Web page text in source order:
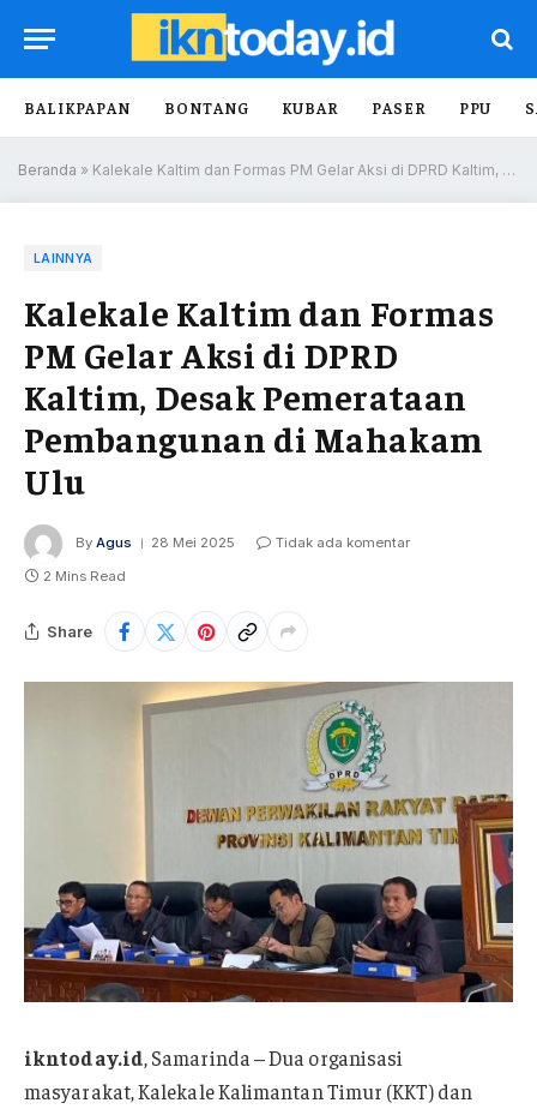
BALIKPAPAN BONTANG KUBAR PASER PPU
Beranda » Kalekale Kaltim dan Formas PM Gelar Aksi di DPRD Kaltim, Desak Pemerataan Pembangunan di Mahakam Ulu
LAINNYA
Kalekale Kaltim dan Formas
PM Gelar Aksi di DPRD
Kaltim, Desak Pemerataan
Pembangunan di Mahakam
Ulu
By Agus 28 Mei 2025
Tidak ada komentar
2 Mins Read
Share
ikntoday.id, Samarinda – Dua organisasi
masyarakat, Kalekale Kalimantan Timur (KKT) dan